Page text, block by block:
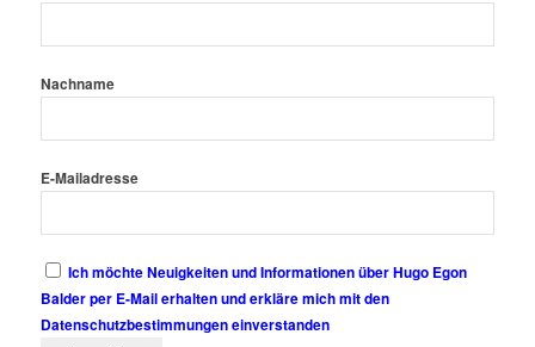
Nachname
E-Mailadresse
Ich möchte Neuigkeiten und Informationen über Hugo Egon
Balder per E-Mail erhalten und erkläre mich mit den
Datenschutzbestimmungen einverstanden